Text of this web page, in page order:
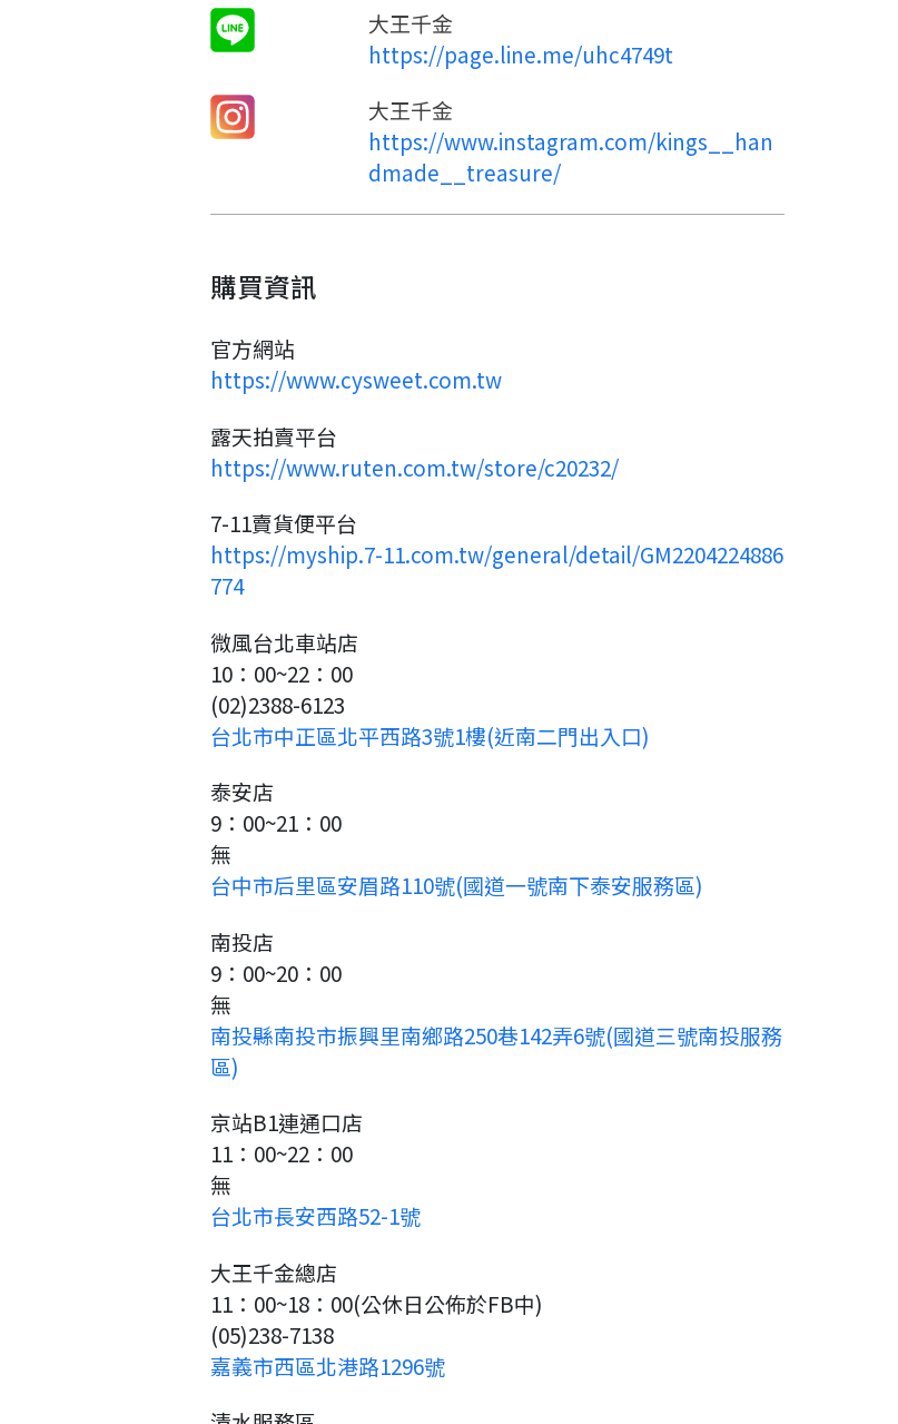
大王千金
https://page.line.me/uhc4749t
大王千金
https://www.instagram.com/kings__han
dmade__treasure/
購買資訊
官方網站
https://www.cysweet.com.tw
露天拍賣平台
https://www.ruten.com.tw/store/c20232/
7-11賣貨便平台
https://myship.7-11.com.tw/general/detail/GM2204224886
774
微風台北車站店
10：00~22：00
(02)2388-6123
台北市中正區北平西路3號1樓(近南二門出入口)
泰安店
9：00~21：00
無
台中市后里區安眉路110號(國道一號南下泰安服務區)
南投店
9：00~20：00
無
南投縣南投市振興里南鄉路250巷142弄6號(國道三號南投服務
區)
京站B1連通口店
11：00~22：00
無
台北市長安西路52-1號
大王千金總店
11：00~18：00(公休日公佈於FB中)
(05)238-7138
嘉義市西區北港路1296號
要註冊嗎？
嗨~這個 LINE 帳號還沒有註冊
只要驗證手機號碼就能完成註
請加入LINE好友
請掃描或點擊 QR code
加入「嘉義優鮮」LINE 好友，
點擊加入 LINE 好友
開始填寫申請資料吧~
確認
您的申請資料正在等候審查中，
要申請新產品嗎？
申請新產品
要看申請秘笈嗎？
看看申請教學吧！
如果你已經準備好了，
看密笈